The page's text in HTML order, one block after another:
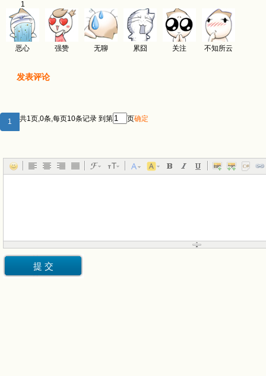
1
恶心 强赞 无聊 累囧 关注 不知所云
发表评论
1 共1页,0条,每页10条记录 到第 页确定